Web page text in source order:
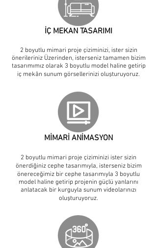
İÇ MEKAN TASARIMI
2 boyutlu mimari proje çiziminizi, ister sizin
önerileriniz Üzerinden, isterseniz tamamen bizim
tasarımımız olarak 3 boyutlu model haline getirip
iç mekân sunum görsellerinizi oluşturuyoruz.
MİMARİ ANİMASYON
2 boyutlu mimari proje çiziminizi ister sizin
önerdiğiniz cephe tasarımıyla, isterseniz bizim
önereceğimiz bir cephe tasarımıyla 3 boyutlu
model haline getirip projenin güçlü yanlarını
anlatacak bir kurguyla sunum videolarınızı
oluşturuyoruz.